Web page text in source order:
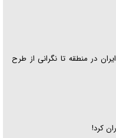
در منطقه تا نگرانی از طرح
کرد!